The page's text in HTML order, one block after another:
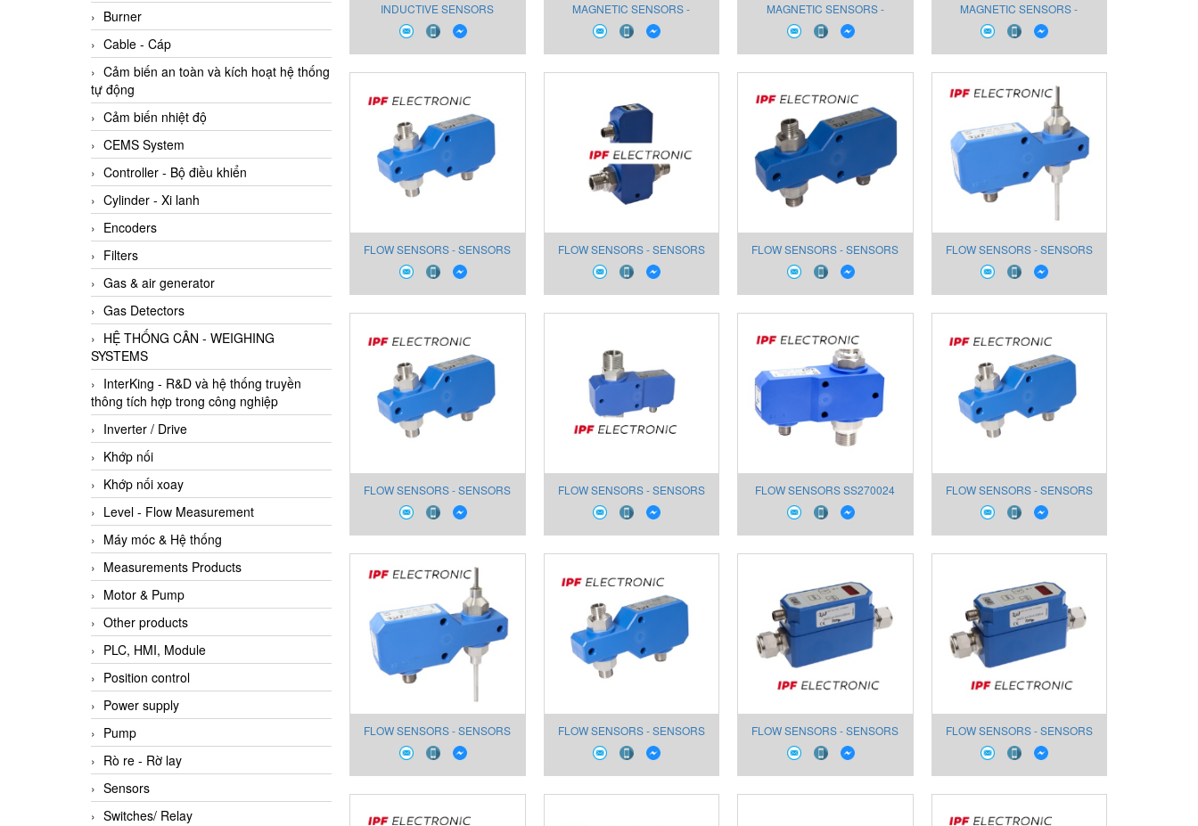
Burner
Cable - Cáp
Cảm biến an toàn và kích hoạt hệ thống
tự động
Cảm biến nhiệt độ
CEMS System
Controller - Bộ điều khiển
Cylinder - Xi lanh
Encoders
Filters
Gas & air generator
Gas Detectors
HỆ THỐNG CÂN - WEIGHING
SYSTEMS
InterKing - R&D và hệ thống truyền
thông tích hợp trong công nghiệp
Inverter / Drive
Khớp nối
Khớp nối xoay
Level - Flow Measurement
Máy móc & Hệ thống
Measurements Products
Motor & Pump
Other products
PLC, HMI, Module
Position control
Power supply
Pump
Rò re - Rờ lay
Sensors
Switches/ Relay
INDUCTIVE SENSORS
MAGNETIC SENSORS -
SENSORS FOR PNEUMATIC
CYLINDERS MZR9A184
MAGNETIC SENSORS -
SENSORS FOR PNEUMATIC
CYLINDERS MZR9A276
MAGNETIC SENSORS -
SENSORS FOR PNEUMATIC
CYLINDERS MZR9E076
FLOW SENSORS - SENSORS
FOR WATER SS270125
FLOW SENSORS - SENSORS
FOR WATER SS270124
FLOW SENSORS - SENSORS
FOR WATER SS270123
FLOW SENSORS - SENSORS
FOR WATER SS270121
FLOW SENSORS - SENSORS
FOR WATER SS270120
FLOW SENSORS - SENSORS
FOR WATER SS270025
FLOW SENSORS SS270024
FLOW SENSORS - SENSORS
FOR WATER SS270023
FLOW SENSORS - SENSORS
FOR WATER SS270021
FLOW SENSORS - SENSORS
FOR WATER SS270020
FLOW SENSORS - SENSORS
FOR WATER SM430025
FLOW SENSORS - SENSORS
FOR WATER SM430021